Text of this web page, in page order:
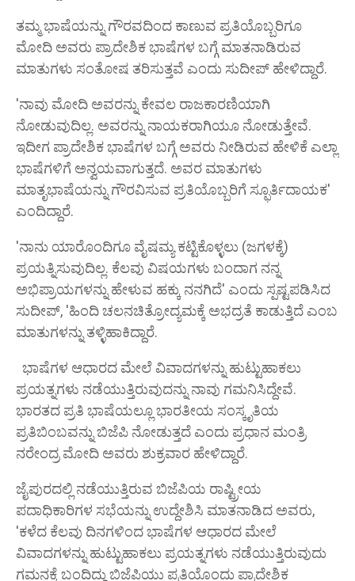
ತಮ್ಮ ಭಾಷೆಯನ್ನು ಗೌರವದಿಂದ ಕಾಣುವ ಪ್ರತಿಯೊಬ್ಬರಿಗೂ
ಮೋದಿ ಅವರು ಪ್ರಾದೇಶಿಕ ಭಾಷೆಗಳ ಬಗ್ಗೆ ಮಾತನಾಡಿರುವ
ಮಾತುಗಳು ಸಂತೋಷ ತರಿಸುತ್ತವೆ ಎಂದು ಸುದೀಪ್ ಹೇಳಿದ್ದಾರೆ.
'ನಾವು ಮೋದಿ ಅವರನ್ನು ಕೇವಲ ರಾಜಕಾರಣಿಯಾಗಿ
ನೋಡುವುದಿಲ್ಲ. ಅವರನ್ನು ನಾಯಕರಾಗಿಯೂ ನೋಡುತ್ತೇವೆ.
ಇದೀಗ ಪ್ರಾದೇಶಿಕ ಭಾಷೆಗಳ ಬಗ್ಗೆ ಅವರು ನೀಡಿರುವ ಹೇಳಿಕೆ ಎಲ್ಲಾ
ಭಾಷೆಗಳಿಗೆ ಅನ್ವಯವಾಗುತ್ತದೆ. ಅವರ ಮಾತುಗಳು
ಮಾತೃಭಾಷೆಯನ್ನು ಗೌರವಿಸುವ ಪ್ರತಿಯೊಬ್ಬರಿಗೆ ಸ್ಫೂರ್ತಿದಾಯಕ'
ಎಂದಿದ್ದಾರೆ.
'ನಾನು ಯಾರೊಂದಿಗೂ ವೈಷಮ್ಯ ಕಟ್ಟಿಕೊಳ್ಳಲು (ಜಗಳಕ್ಕೆ)
ಪ್ರಯತ್ನಿಸುವುದಿಲ್ಲ. ಕೆಲವು ವಿಷಯಗಳು ಬಂದಾಗ ನನ್ನ
ಅಭಿಪ್ರಾಯಗಳನ್ನು ಹೇಳುವ ಹಕ್ಕು ನನಗಿದೆ' ಎಂದು ಸ್ಪಷ್ಟಪಡಿಸಿದ
ಸುದೀಪ್, 'ಹಿಂದಿ ಚಲನಚಿತ್ರೋದ್ಯಮಕ್ಕೆ ಅಭದ್ರತೆ ಕಾಡುತ್ತಿದೆ ಎಂಬ
ಮಾತುಗಳನ್ನು ತಳ್ಳಿಹಾಕಿದ್ದಾರೆ.
ಭಾಷೆಗಳ ಆಧಾರದ ಮೇಲೆ ವಿವಾದಗಳನ್ನು ಹುಟ್ಟುಹಾಕಲು
ಪ್ರಯತ್ನಗಳು ನಡೆಯುತ್ತಿರುವುದನ್ನು ನಾವು ಗಮನಿಸಿದ್ದೇವೆ.
ಭಾರತದ ಪ್ರತಿ ಭಾಷೆಯಲ್ಲೂ ಭಾರತೀಯ ಸಂಸ್ಕೃತಿಯ
ಪ್ರತಿಬಿಂಬವನ್ನು ಬಿಜೆಪಿ ನೋಡುತ್ತದೆ ಎಂದು ಪ್ರಧಾನ ಮಂತ್ರಿ
ನರೇಂದ್ರ ಮೋದಿ ಅವರು ಶುಕ್ರವಾರ ಹೇಳಿದ್ದಾರೆ.
ಜೈಪುರದಲ್ಲಿ ನಡೆಯುತ್ತಿರುವ ಬಿಜೆಪಿಯ ರಾಷ್ಟ್ರೀಯ
ಪದಾಧಿಕಾರಿಗಳ ಸಭೆಯನ್ನು ಉದ್ದೇಶಿಸಿ ಮಾತನಾಡಿದ ಅವರು,
'ಕಳೆದ ಕೆಲವು ದಿನಗಳಿಂದ ಭಾಷೆಗಳ ಆಧಾರದ ಮೇಲೆ
ವಿವಾದಗಳನ್ನು ಹುಟ್ಟುಹಾಕಲು ಪ್ರಯತ್ನಗಳು ನಡೆಯುತ್ತಿರುವುದು
ಗಮನಕ್ಕೆ ಬಂದಿದ್ದು ಬಿಜೆಪಿಯು ಪ್ರತಿಯೊಂದು ಪ್ರಾದೇಶಿಕ